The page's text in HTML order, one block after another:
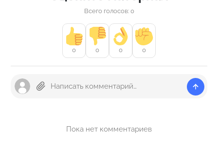
Всего голосов: 0
0 0 0 0
Пока нет комментариев